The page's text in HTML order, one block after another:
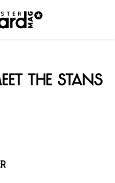
the Stans